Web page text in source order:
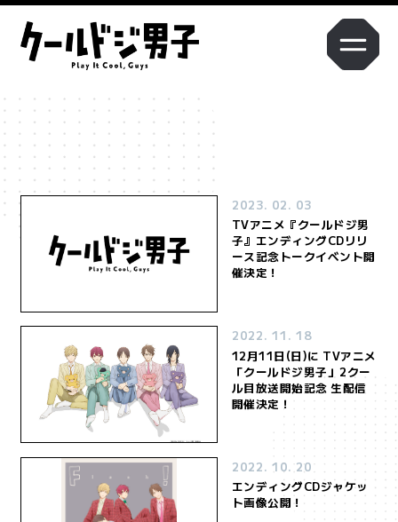
Q1. 本作の印象を教えてください。
Q2. 演じるキャラクターの印象と役に対する意気込みを教えてくださ
い。
2023. 02. 03
TVアニメ『クールドジ男
子』エンディングCDリリ
ース記念トークイベント開
催決定！
2022. 11. 18
12月11日(日)に TVアニメ
「クールドジ男子」2クー
ル目放送開始記念 生配信
開催決定！
2022. 10. 20
エンディングCDジャケッ
ト画像公開！